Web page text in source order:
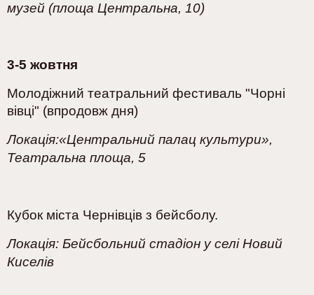
музей (площа Центральна, 10)
3-5 жовтня
Молодіжний театральний фестиваль "Чорні
вівці" (впродовж дня)
Локація:«Центральний палац культури»,
Театральна площа, 5
Кубок міста Чернівців з бейсболу.
Локація: Бейсбольний стадіон у селі Новий
Киселів